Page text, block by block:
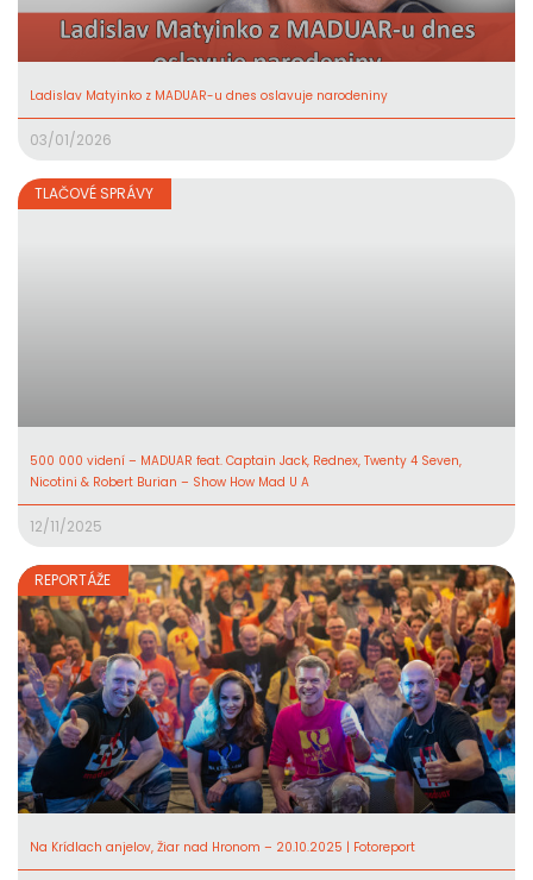
Ladislav Matyinko z MADUAR-u dnes oslavuje narodeniny
03/01/2026
TLAČOVÉ SPRÁVY
500 000 videní – MADUAR feat. Captain Jack, Rednex, Twenty 4 Seven,
Nicotini & Robert Burian – Show How Mad U A
12/11/2025
REPORTÁŽE
Na Krídlach anjelov, Žiar nad Hronom – 20.10.2025 | Fotoreport